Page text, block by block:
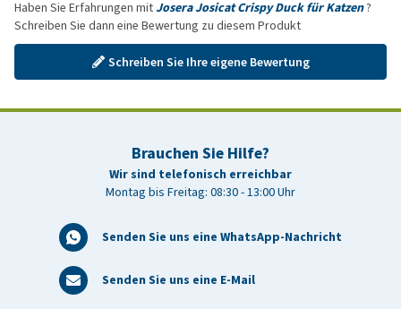
Haben Sie Erfahrungen mitJosera Josicat Crispy Duck für Katzen?
Schreiben Sie dann eine Bewertung zu diesem Produkt
Schreiben Sie Ihre eigene Bewertung
Brauchen Sie Hilfe?
Wir sind telefonisch erreichbar
Montag bis Freitag: 08:30 - 13:00 Uhr
Senden Sie uns eine WhatsApp-Nachricht
Senden Sie uns eine E-Mail